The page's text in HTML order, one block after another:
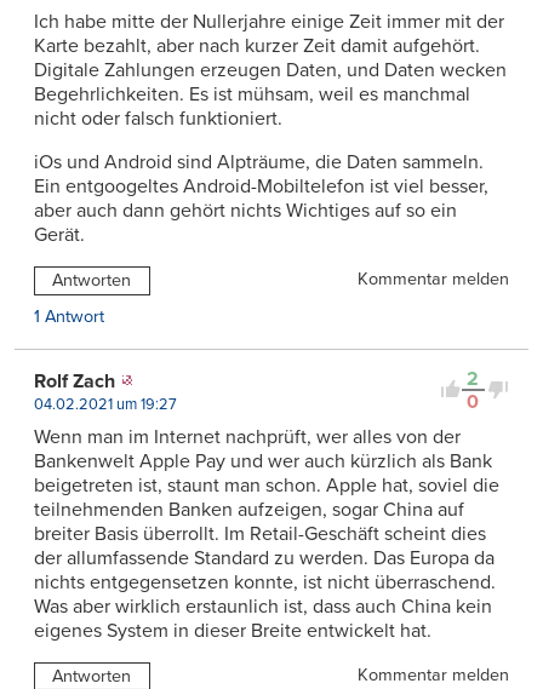
Ich habe mitte der Nullerjahre einige Zeit immer mit der
Karte bezahlt, aber nach kurzer Zeit damit aufgehört.
Digitale Zahlungen erzeugen Daten, und Daten wecken
Begehrlichkeiten. Es ist mühsam, weil es manchmal
nicht oder falsch funktioniert.
iOs und Android sind Alpträume, die Daten sammeln.
Ein entgoogeltes Android-Mobiltelefon ist viel besser,
aber auch dann gehört nichts Wichtiges auf so ein
Gerät.
Antworten
Kommentar melden
1 Antwort
2
0
Rolf Zach
04.02.2021 um 19:27
Wenn man im Internet nachprüft, wer alles von der
Bankenwelt Apple Pay und wer auch kürzlich als Bank
beigetreten ist, staunt man schon. Apple hat, soviel die
teilnehmenden Banken aufzeigen, sogar China auf
breiter Basis überrollt. Im Retail-Geschäft scheint dies
der allumfassende Standard zu werden. Das Europa da
nichts entgegensetzen konnte, ist nicht überraschend.
Was aber wirklich erstaunlich ist, dass auch China kein
eigenes System in dieser Breite entwickelt hat.
Antworten
Kommentar melden